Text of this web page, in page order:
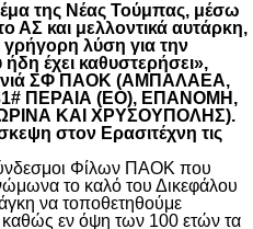
της Νέας Τούμπας, μέσω
ΑΣ και μελλοντικά αυτάρκη,
γρήγορη λύση για την
έχει καθυστερήσει»,
ΣΦ ΠΑΟΚ (ΑΜΠΑΛΑΕΑ,
ΠΕΡΑΙΑ (ΕΟ), ΕΠΑΝΟΜΗ,
ΚΑΙ ΧΡΥΣΟΥΠΟΛΗΣ).
στον Ερασιτέχνη τις
Φίλων ΠΑΟΚ που
το καλό του Δικεφάλου
να τοποθετηθούμε
καθώς εν όψη των 100 ετών τα